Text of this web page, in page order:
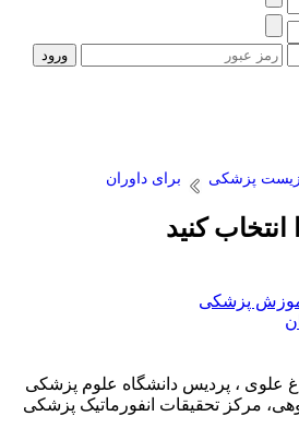
پزشکی برای داوران
کنید
پزشکی
علوی ، پردیس دانشگاه علوم پزشکی
مرکز تحقیقات انفورماتیک پزشکی